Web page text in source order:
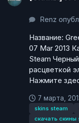
Renz
Название:
07 Mar 2013
Steam
расцветкой
Нажмите
7 марта,
skins steam
скачать скины